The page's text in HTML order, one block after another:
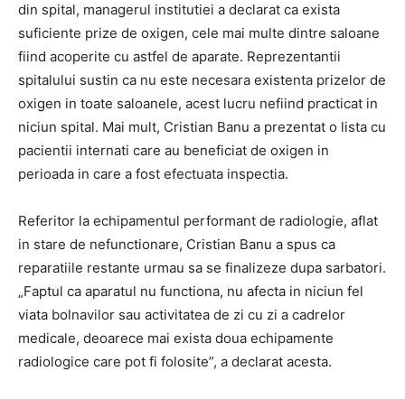
din spital, managerul institutiei a declarat ca exista
suficiente prize de oxigen, cele mai multe dintre saloane
fiind acoperite cu astfel de aparate. Reprezentantii
spitalului sustin ca nu este necesara existenta prizelor de
oxigen in toate saloanele, acest lucru nefiind practicat in
niciun spital. Mai mult, Cristian Banu a prezentat o lista cu
pacientii internati care au beneficiat de oxigen in
perioada in care a fost efectuata inspectia.
Referitor la echipamentul performant de radiologie, aflat
in stare de nefunctionare, Cristian Banu a spus ca
reparatiile restante urmau sa se finalizeze dupa sarbatori.
„Faptul ca aparatul nu functiona, nu afecta in niciun fel
viata bolnavilor sau activitatea de zi cu zi a cadrelor
medicale, deoarece mai exista doua echipamente
radiologice care pot fi folosite”, a declarat acesta.